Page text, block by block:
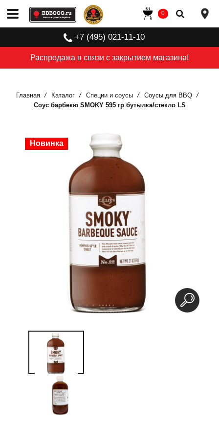
Распродажа в связи с закрытием магазина!
+7 (495) 021-11-10
0
Главная Каталог Специи и соусы
Соусы для BBQ
Соус барбекю SMOKY 595 гр бутылка/стекло LS
Новинка
Новинка